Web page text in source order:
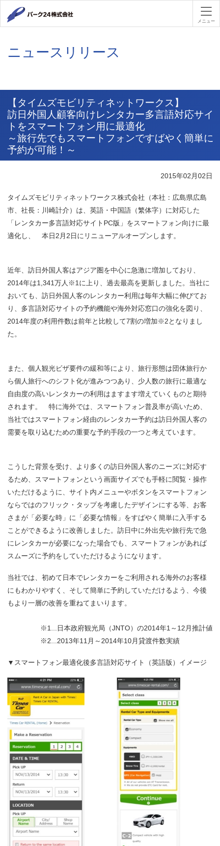
パーク２
メニュー
ニュースリリース
【タイムズモビリティネットワークス】
訪日外国人顧客向けレンタカー多言語対応サイ
トをスマートフォン用に最適化
～旅行先でもスマートフォンですばやく簡単に
予約が可能！～
2015年02月02日
タイムズモビリティネットワークス株式会社（本社：広島県広島
市、社長：川崎計介）は、英語・中国語（繁体字）に対応した
「レンタカー多言語対応サイトPC版」をスマートフォン向けに最
適化し、 本日2月2日にリニューアルオープンします。
近年、訪日外国人客はアジア圏を中心に急激に増加しており、
2014年は1,341万人※1に上り、過去最高を更新しました。当社に
おいても、訪日外国人客のレンタカー利用は毎年大幅に伸びてお
り、多言語対応サイトの予約機能や海外対応窓口の強化を図り、
2014年度の利用件数は前年と比較して7割の増加※2となりまし
た。
また、個人観光ビザ要件の緩和等により、旅行形態は団体旅行か
ら個人旅行へのシフト化が進みつつあり、少人数の旅行に最適な
自由度の高いレンタカーの利用はますます増えていくものと期待
されます。 特に海外では、スマートフォン普及率が高いため、
当社ではスマートフォン経由のレンタカー予約は訪日外国人客の
需要を取り込むための重要な予約手段の一つと考えています。
こうした背景を受け、より多くの訪日外国人客のニーズに対応す
るため、スマートフォンという画面サイズでも手軽に閲覧・操作
いただけるように、サイト内メニューやボタンをスマートフォン
ならではのフリック・タップを考慮したデザインにする等、お客
さまが「必要な時」に「必要な情報」をすばやく簡単に入手する
ことができるように改善しました。訪日中に外出先や旅行先で急
にレンタカーが必要になった場合でも、スマートフォンがあれば
スムーズに予約をしていただけるようになります。
当社では、初めて日本でレンタカーをご利用される海外のお客様
にもわかりやすく、そして簡単に予約していただけるよう、今後
もより一層の改善を重ねてまいります。
※1...日本政府観光局（JNTO）の2014年1～12月推計値
※2...2013年11月～2014年10月貸渡件数実績
▼スマートフォン最適化後多言語対応サイト（英語版）イメージ